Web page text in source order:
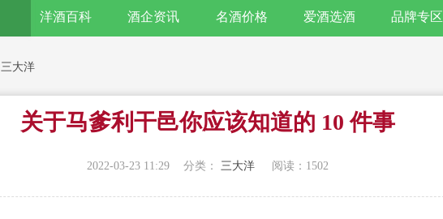
洋酒百科 酒企资讯 名酒价格 爱酒选酒 品牌专区
三大洋
关于马爹利干邑你应该知道的 10 件事
2022-03-23 11:29 分类： 三大洋 阅读： 1502